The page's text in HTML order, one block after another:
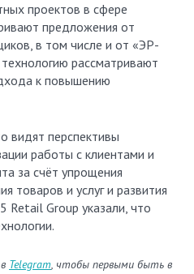
проектов в сфере
предложения от
в том числе и от «ЭР-
рассматривают
к повышению
видят перспективы
работы с клиентами и
за счёт упрощения
товаров и услуг и развития
Retail Group указали, что
Telegram, чтобы первыми быть в